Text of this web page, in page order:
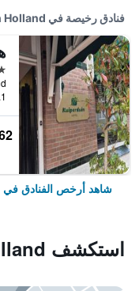
فنادق رخيصة في Hoek van Holland
3 نجوم
0.1
شاهد أرخص الفنادق في Hoek van Holland
استكشف Hoek van Holland